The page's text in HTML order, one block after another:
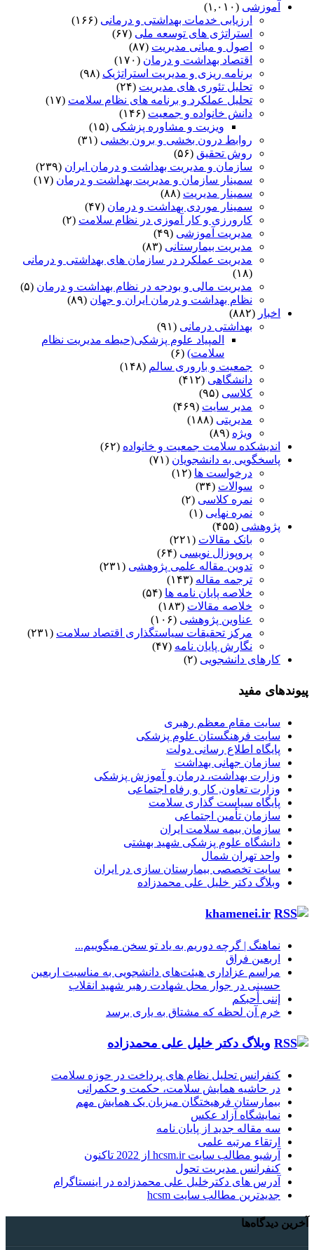
آموزشی (۱,۰۱۰)
ارزیابی خدمات بهداشتی و درمانی (۱۶۶)
استراتژی های توسعه ملی (۶۷)
اصول و مبانی مدیریت (۸۷)
اقتصاد بهداشت و درمان (۱۷۰)
برنامه ریزی و مدیریت استراتژیک (۹۸)
تحلیل تئوری های مدیریت (۲۴)
تحلیل عملکرد و برنامه های نظام سلامت (۱۷)
دانش خانواده و جمعیت (۱۴۶)
ویزیت و مشاوره پزشکی (۱۵)
روابط درون بخشی و برون بخشی (۳۱)
روش تحقیق (۵۶)
سازمان و مدیریت بهداشت و درمان ایران (۲۳۹)
سمینار سازمان و مدیریت بهداشت و درمان (۱۷)
سمینار مدیریت (۸۸)
سمینار موردی بهداشت و درمان (۴۷)
کارورزی و کار آموزی در نظام سلامت (۲)
مدیریت آموزشی (۴۹)
مدیریت بیمارستانی (۸۳)
مدیریت عملکرد در سازمان های بهداشتی و درمانی
(۱۸)
مدیریت مالی و بودجه در نظام بهداشت و درمان (۵)
نظام بهداشت و درمان ایران و جهان (۸۹)
اخبار (۸۸۲)
بهداشتی درمانی (۹۱)
المپیاد علوم پزشکی(حیطه مدیریت نظام
سلامت) (۶)
جمعیت و باروری سالم (۱۴۸)
دانشگاهی (۴۱۲)
کلاسی (۹۵)
مدیر سایت (۴۶۹)
مدیریتی (۱۸۸)
ویژه (۸۹)
اندیشکده سلامت جمعیت و خانواده (۶۲)
پاسخگویی به دانشجویان (۷۱)
درخواست ها (۱۲)
سوالات (۳۴)
نمره کلاسی (۲)
نمره نهایی (۱)
پژوهشی (۴۵۵)
بانک مقالات (۲۲۱)
پروپوزال نویسی (۶۴)
تدوین مقاله علمی پژوهشی (۲۳۱)
ترجمه مقاله (۱۴۳)
خلاصه پایان نامه ها (۵۴)
خلاصه مقالات (۱۸۳)
عناوین پژوهشی (۱۰۶)
مرکز تحقیقات سیاستگذاری اقتصاد سلامت (۲۳۱)
نگارش پایان نامه (۴۷)
کارهای دانشجویی (۲)
پیوندهای مفید
سایت مقام معظم رهبری
سایت فرهنگستان علوم پزشکی
پایگاه اطلاع رسانی دولت
سازمان جهانی بهداشت
وزارت بهداشت، درمان و آموزش پزشکی
وزارت تعاون, کار و رفاه اجتماعی
پایگاه سیاست گذاری سلامت
سازمان تأمین اجتماعی
سازمان بیمه سلامت ایران
دانشگاه علوم پزشکی شهید بهشتی
واحد تهران شمال
سایت تخصصی بیمارستان سازی در ایران
وبلاگ دکتر خلیل علی محمدزاده
khamenei.ir
نماهنگ |‌ گرچه دوریم به یاد تو سخن میگوییم...
اربعین فراق
مراسم عزاداری هیئت‌های دانشجویی به مناسبت اربعین
حسینی در جوار محل شهادت رهبر شهید انقلاب
إننی أحبکم
خرم آن لحظه که مشتاق به یاری برسد
وبلاگ دکتر خلیل علی محمدزاده
کنفرانس تحلیل نظام های پرداخت در حوزه سلامت
در حاشیه همایش سلامت، حکمت و حکمرانی
بیمارستان فرهیختگان میزبان یک همایش مهم
نمایشگاه آزاد عکس
سه مقاله جدید از پایان نامه
ارتقاء مرتبه علمی
آرشیو مطالب سایت hcsm.ir از 2022 تاکنون
کنفرانس مدیریت تحول
آدرس های دکترخلیل علی محمدزاده در اینستاگرام
جدیدترین مطالب سایت hcsm
آخرین دیدگاه‌ها